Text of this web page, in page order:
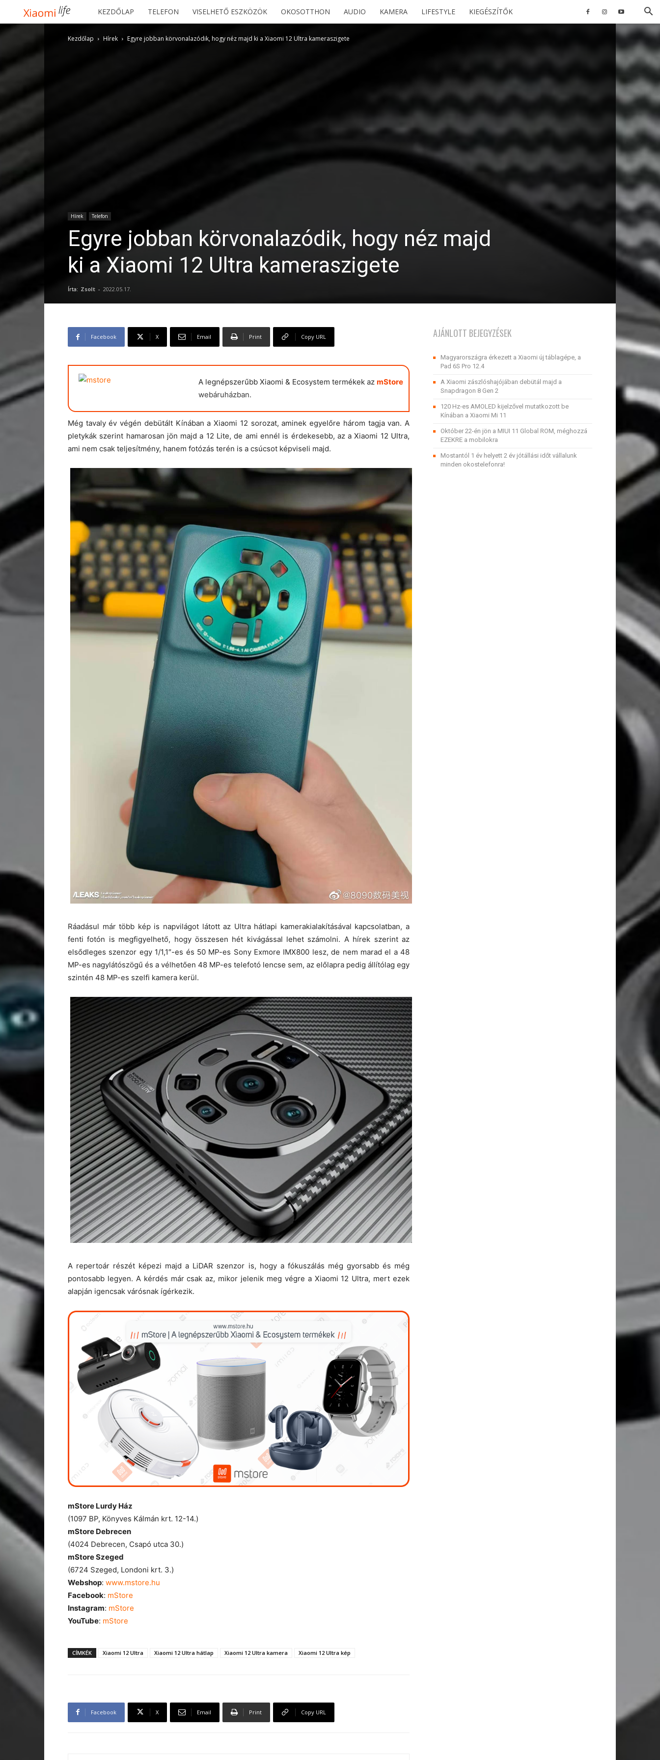
Xiaomilife
KEZDŐLAP TELEFON VISELHETŐ ESZKÖZÖK OKOSOTTHON AUDIO KAMERA LIFESTYLE KIEGÉSZÍTŐK
Kezdőlap Hírek Egyre jobban körvonalazódik, hogy néz majd ki a Xiaomi 12 Ultra kameraszigete
Hírek Telefon
Egyre jobban körvonalazódik, hogy néz majd
ki a Xiaomi 12 Ultra kameraszigete
Írta: Zsolt - 2022.05.17.
Facebook X Email Print Copy URL
A legnépszerűbb Xiaomi & Ecosystem termékek az mStore
webáruházban.
Még tavaly év végén debütált Kínában a Xiaomi 12 sorozat, aminek egyelőre három tagja van. A
pletykák szerint hamarosan jön majd a 12 Lite, de ami ennél is érdekesebb, az a Xiaomi 12 Ultra,
ami nem csak teljesítmény, hanem fotózás terén is a csúcsot képviseli majd.
Ráadásul már több kép is napvilágot látott az Ultra hátlapi kamerakialakításával kapcsolatban, a
fenti fotón is megfigyelhető, hogy összesen hét kivágással lehet számolni. A hírek szerint az
elsődleges szenzor egy 1/1,1″-es és 50 MP-es Sony Exmore IMX800 lesz, de nem marad el a 48
MP-es nagylátószögű és a vélhetően 48 MP-es telefotó lencse sem, az előlapra pedig állítólag egy
szintén 48 MP-es szelfi kamera kerül.
A repertoár részét képezi majd a LiDAR szenzor is, hogy a fókuszálás még gyorsabb és még
pontosabb legyen. A kérdés már csak az, mikor jelenik meg végre a Xiaomi 12 Ultra, mert ezek
alapján igencsak várósnak ígérkezik.
mStore Lurdy Ház
(1097 BP, Könyves Kálmán krt. 12-14.)
mStore Debrecen
(4024 Debrecen, Csapó utca 30.)
mStoreSzeged
(6724 Szeged, Londoni krt. 3.)
Webshop: www.mstore.hu
Facebook: mStore
Instagram: mStore
YouTube: mStore
CÍMKÉK Xiaomi 12 Ultra Xiaomi 12 Ultra hátlap Xiaomi 12 Ultra kamera Xiaomi 12 Ultra kép
Facebook X Email Print Copy URL
AJÁNLOTT BEJEGYZÉSEK
Magyarországra érkezett a Xiaomi új táblagépe, a
Pad 6S Pro 12.4
A Xiaomi zászlóshajójában debütál majd a
Snapdragon 8 Gen 2
120 Hz-es AMOLED kijelzővel mutatkozott be
Kínában a Xiaomi Mi 11
Október 22-én jön a MIUI 11 Global ROM, méghozzá
EZEKRE a mobilokra
Mostantól 1 év helyett 2 év jótállási időt vállalunk
minden okostelefonra!